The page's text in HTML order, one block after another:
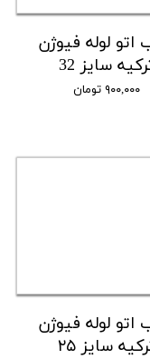
اتو لوله فیوژن
سایز 32
۹۰۰,۰۰۰ تومان
اتو لوله فیوژن
سایز ۲۵